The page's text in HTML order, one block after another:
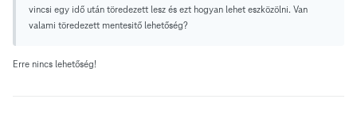
vincsi egy idő után töredezett lesz és ezt hogyan lehet eszközölni. Van
valami töredezett mentesitő lehetőség?
Erre nincs lehetőség!